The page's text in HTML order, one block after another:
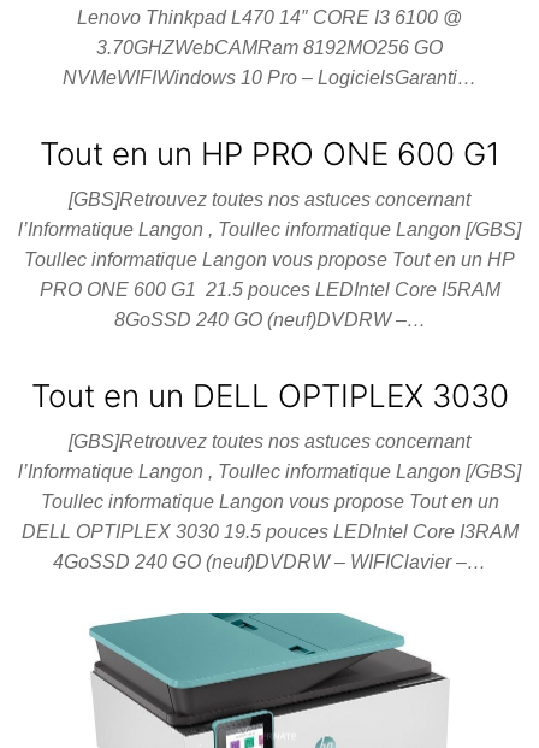
Lenovo Thinkpad L470 14″ CORE I3 6100 @
3.70GHZWebCAMRam 8192MO256 GO
NVMeWIFIWindows 10 Pro – LogicielsGaranti…
Tout en un HP PRO ONE 600 G1
[GBS]Retrouvez toutes nos astuces concernant
l’Informatique Langon , Toullec informatique Langon [/GBS]
Toullec informatique Langon vous propose Tout en un HP
PRO ONE 600 G1 21.5 pouces LEDIntel Core I5RAM
8GoSSD 240 GO (neuf)DVDRW –…
Tout en un DELL OPTIPLEX 3030
[GBS]Retrouvez toutes nos astuces concernant
l’Informatique Langon , Toullec informatique Langon [/GBS]
Toullec informatique Langon vous propose Tout en un
DELL OPTIPLEX 3030 19.5 pouces LEDIntel Core I3RAM
4GoSSD 240 GO (neuf)DVDRW – WIFIClavier –…